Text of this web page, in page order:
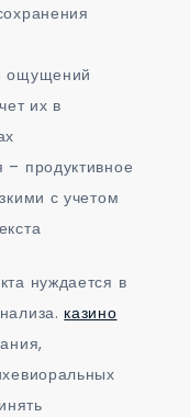
ощущений
их в
продуктивное
с учетом
нуждается в
казино